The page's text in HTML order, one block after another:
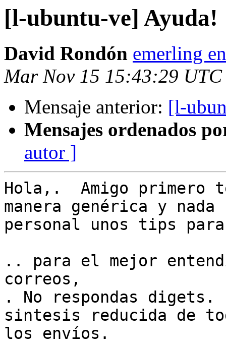
[l-ubuntu-ve] Ayuda!
David Rondón emerling
Mar Nov 15 15:43:29 UTC
Mensaje anterior: [l-
Mensajes ordenados
autor ]
Hola,.  Amigo primero
manera genérica y nada
personal unos tips
.. para el mejor
correos,
. No respondas digets.
sintesis reducida de
los envíos.